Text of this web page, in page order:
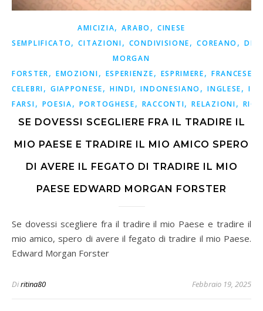
AMICIZIA,ARABO , CINESE
SEMPLIFICATO,CITAZIONI, CONDIVISIONE,COREANO ,
MORGAN
FORSTER, EMOZIONI, ESPERIENZE, ESPRIMERE, FRANCESE
CELEBRI, GIAPPONESE, HINDI,INDONESIANO ,INGLESE,
FARSI, POESIA, PORTOGHESE, RACCONTI,RELAZIONI,
SE DOVESSI SCEGLIERE FRA IL TRADIRE IL
MIO PAESE E TRADIRE IL MIO AMICO SPERO
DI AVERE IL FEGATO DI TRADIRE IL MIO
PAESE EDWARD MORGAN FORSTER
Se dovessi scegliere fra il tradire il mio Paese e tradire il
mio amico, spero di avere il fegato di tradire il mio Paese.
Edward Morgan Forster
Diritina80 Febbraio 19, 2025